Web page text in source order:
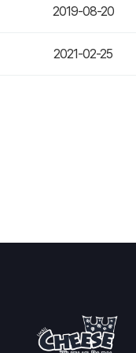
2019-08-20
2021-02-25